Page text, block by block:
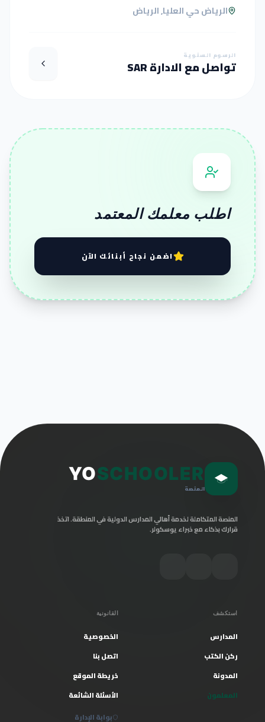
الرياض حي العليا, الرياض
الرسوم السنوية
تواصل مع الادارة SAR
اطلب معلمك المعتمد
اضمن نجاح أبنائك الآن
YOSCHOOLER
المنصة
المنصة المتكاملة لخدمة أهالي المدارس الدولية في المنطقة. اتخذ
قرارك بذكاء مع خبراء يوسكولر.
استكشف
المدارس
ركن الكتب
المدونة
المعلمون
القانونية
الخصوصية
اتصل بنا
خريطة الموقع
الأسئلة الشائعة
بوابة الإدارة